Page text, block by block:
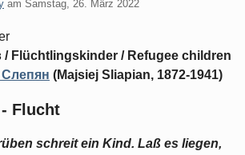
am Samstag, 26. März 2022
/ Flüchtlingskinder / Refugee children
(Majsiej Sliapian, 1872-1941)
Flucht
schreit ein Kind. Laß es liegen,